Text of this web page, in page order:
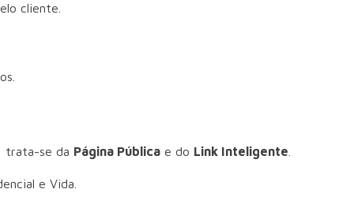
cliente.
trata-se da Página Pública e do Link Inteligente
e Vida.